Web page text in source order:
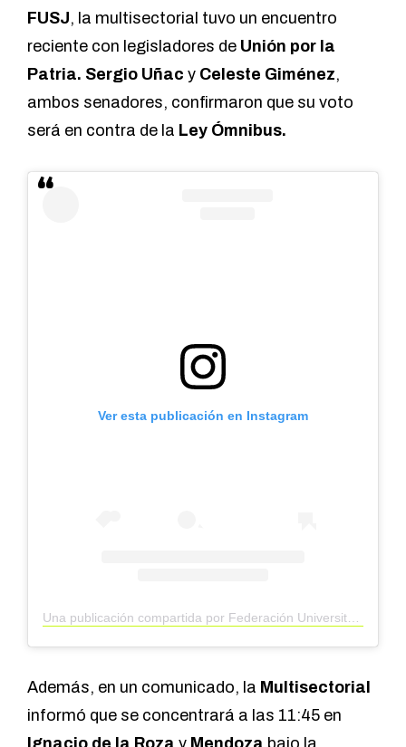
FUSJ, la multisectorial tuvo un encuentro
reciente con legisladores de Unión por la
Patria. Sergio Uñac y Celeste Giménez,
ambos senadores, confirmaron que su voto
será en contra de la Ley Ómnibus.
Ver esta publicación en Instagram
Una publicación compartida por Federación Universitaria de San Juan 🇦🇷 (@federacionuniversitariasj)
Además, en un comunicado, la Multisectorial
informó que se concentrará a las 11:45 en